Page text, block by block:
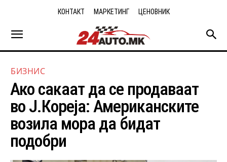
КОНТАКТ МАРКЕТИНГ ЦЕНОВНИК
БИЗНИС
Ако сакаат да се продаваат
во Ј.Кореја: Американските
возила мора да бидат
подобри